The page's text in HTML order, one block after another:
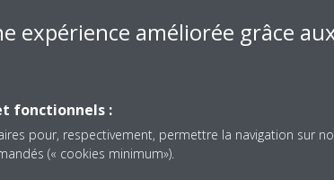
expérience améliorée grâce
fonctionnels :
pour, respectivement, permettre la navigation sur
(« cookies minimum»).